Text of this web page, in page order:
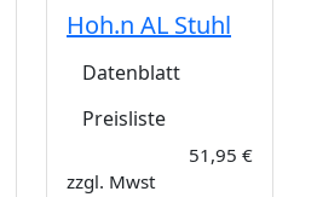
Hoh.n AL Stuhl
Datenblatt
Preisliste
51,95 €
zzgl. Mwst